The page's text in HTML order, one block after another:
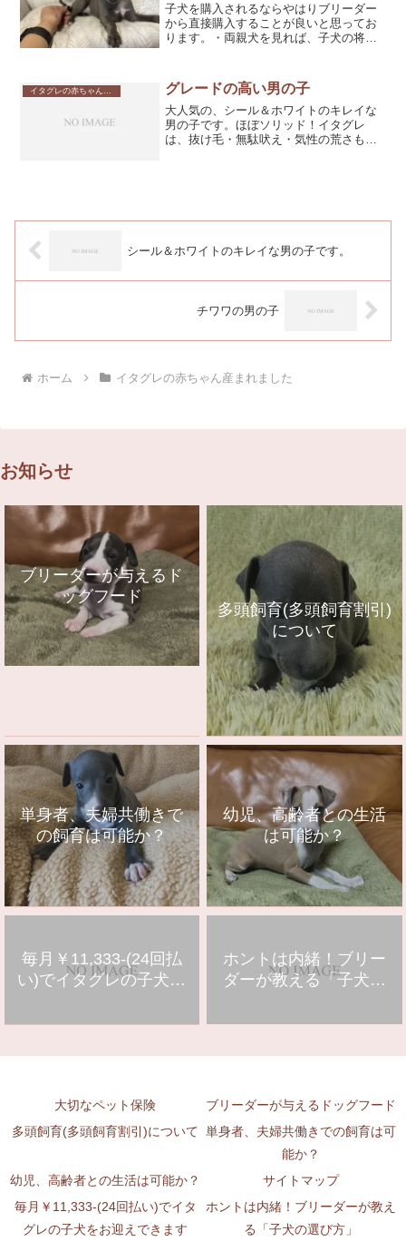
子犬を購入されるならやはりブリーダー
から直接購入することが良いと思ってお
ります。・両親犬を見れば、子犬の将来
で。・両親犬の生活環境によって虐待の
有無(狭いケージに入れっ...
グレードの高い男の子
大人気の、シール＆ホワイトのキレイな
男の子です。ほぼソリッド！イタグレ
は、抜け毛・無駄吠え・気性の荒さも少
シール＆ホワイトのキレイな男の子です。
チワワの男の子
ホーム イタグレの赤ちゃん産まれました
お知らせ
ブリーダーが与えるド
ッグフード
多頭飼育(多頭飼育割引)
について
単身者、夫婦共働きで
の飼育は可能か？
幼児、高齢者との生活
は可能か？
毎月￥11,333-(24回払
い)でイタグレの子犬を
ホントは内緒！ブリー
ダーが教える「子犬の
大切なペット保険
ブリーダーが与えるドッグフード
多頭飼育(多頭飼育割引)について 単身者、夫婦共働きでの飼育は可
能か？
幼児、高齢者との生活は可能か？
サイトマップ
毎月￥11,333-(24回払い)でイタ
グレの子犬をお迎えできます
ホントは内緒！ブリーダーが教え
る「子犬の選び方」